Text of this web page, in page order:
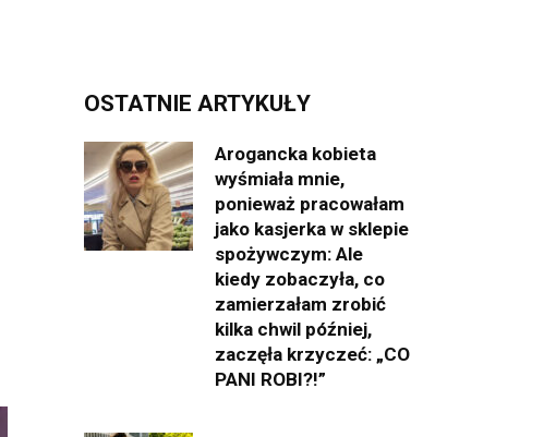
OSTATNIE ARTYKUŁY
Arogancka kobieta
wyśmiała mnie,
ponieważ pracowałam
jako kasjerka w sklepie
spożywczym: Ale
kiedy zobaczyła, co
zamierzałam zrobić
kilka chwil później,
zaczęła krzyczeć: „CO
PANI ROBI?!”